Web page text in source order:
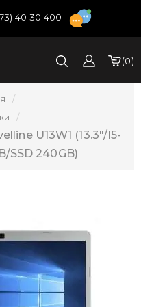
40 30 400
0
U13W1 (13.3"/i5-
SSD 240GB)